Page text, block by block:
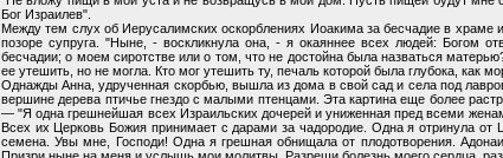
Бог Израилев".
Между тем слух об Иерусалимских оскорблениях Иоакима за бесчадие в храме
позоре супруга. "Ныне, - воскликнула она, - я окаяннее всех людей: Богом
бесчадии; о моем сиротстве или о том, что не достойна была назваться
ее утешить, но не могла. Кто мог утешить ту, печаль которой была глубока, как
Однажды Анна, удрученная скорбью, вышла из дома в свой сад и села под
вершине дерева птичье гнездо с малыми птенцами. Эта картина еще более
— "Я одна грешнейшая всех Израильских дочерей и униженная пред всеми
Всех их Церковь Божия принимает с дарами за чадородие. Одна я отринула
семена. Увы мне, Господи! Одна я грешная обнищала от плодотворения.